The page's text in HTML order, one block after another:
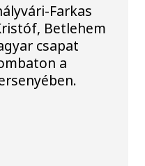
Farkas
Betlehem
csapat
a